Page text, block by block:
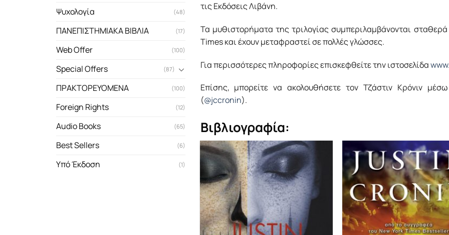
Ψυχολογία (48)
ΠΑΝΕΠΙΣΤΗΜΙΑΚΑ ΒΙΒΛΙΑ (17)
Web Offer (100)
Special Offers (87)
ΠΡΑΚΤΟΡΕΥΟΜΕΝΑ (100)
Foreign Rights (12)
Audio Books (65)
Best Sellers (6)
Υπό Έκδοση (1)
τις Εκδόσεις Λιβάνη.
Τα μυθιστορήματα της τριλογίας συμπεριλαμβάνονται
Times και έχουν μεταφραστεί σε πολλές γλώσσες.
Για περισσότερες πληροφορίες επισκεφθείτε την ιστοσελίδα
Επίσης, μπορείτε να ακολουθήσετε τον Τζάστιν Κρόνιν
(@jccronin).
Βιβλιογραφία: